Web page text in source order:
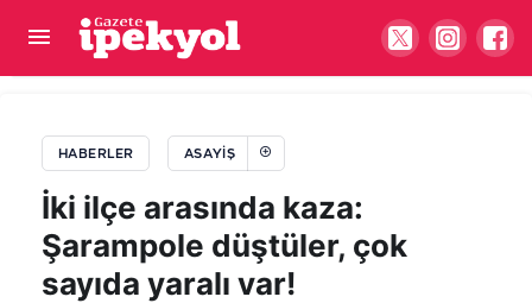
HABERLER ASAYIŞ
İki ilçe arasında kaza:
Şarampole düştüler, çok
sayıda yaralı var!
Şanlıurfa’da yanan tırın izlerini muhtar sildi! Eline